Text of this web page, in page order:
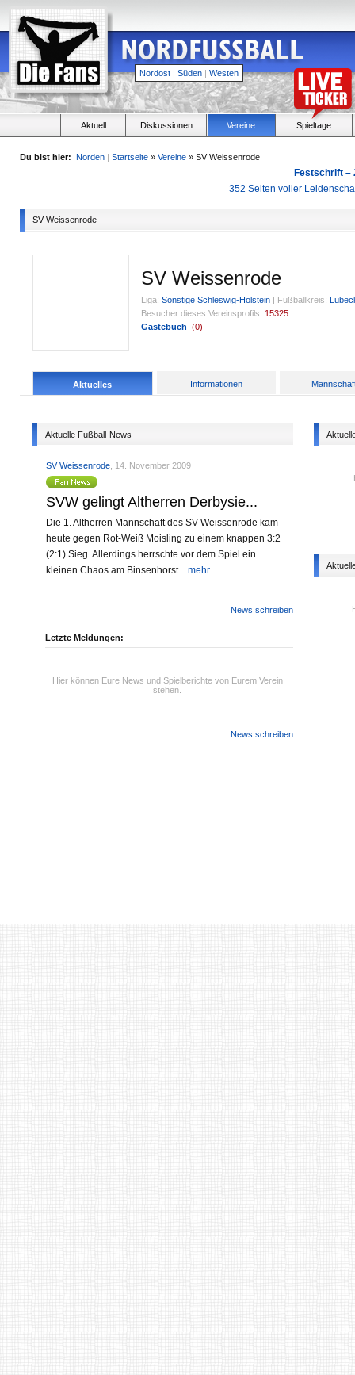
Nordost | Süden | Westen
Aktuell Diskussionen Vereine Spieltage
Du bist hier: Norden | Startseite » Vereine » SV Weissenrode
Festschrift –
352 Seiten voller
SV Weissenrode
SV Weissenrode
Liga: Sonstige Schleswig-Holstein | Fußballkreis:
Besucher dieses Vereinsprofils: 15325
Gästebuch (0)
Aktuelles Informationen
Aktuelle Fußball-News
SV Weissenrode , 14. November 2009
SVW gelingt Altherren Derbysie...
Die 1. Altherren Mannschaft des SV Weissenrode kam
heute gegen Rot-Weiß Moisling zu einem knappen 3:2
(2:1) Sieg. Allerdings herrschte vor dem Spiel ein
kleinen Chaos am Binsenhorst... mehr
News schreiben
Letzte Meldungen:
Hier können Eure News und Spielberichte von Eurem Verein
stehen.
News schreiben